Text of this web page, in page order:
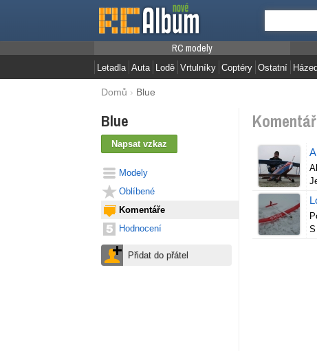
RC modely
Letadla Auta Lodě Vrtulníky Coptéry Ostatní
Domů › Blue
Blue
Modely
Oblíbené
Komentáře
Hodnocení
S